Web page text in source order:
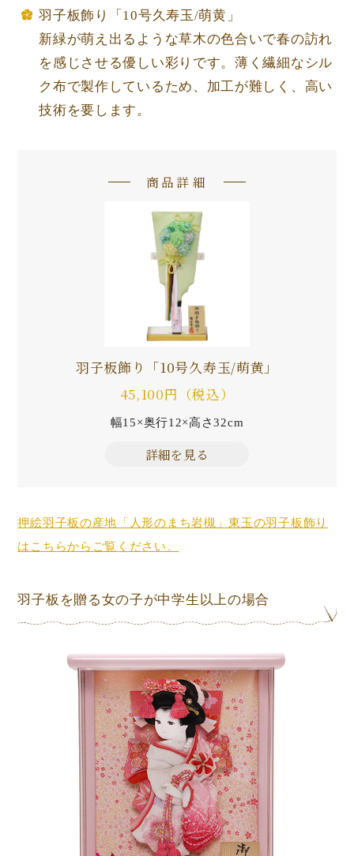
羽子板飾り「10号久寿玉/萌黄」
新緑が萌え出るような草木の色合いで春の訪れ
を感じさせる優しい彩りです。薄く繊細なシル
ク布で製作しているため、加工が難しく、高い
技術を要します。
商品詳細
羽子板飾り「10号久寿玉/萌黄」
45,100円（税込）
幅15×奥行12×高さ32cm
詳細を見る
押絵羽子板の産地「人形のまち岩槻」東玉の羽子板飾り
はこちらからご覧ください。
羽子板を贈る女の子が中学生以上の場合